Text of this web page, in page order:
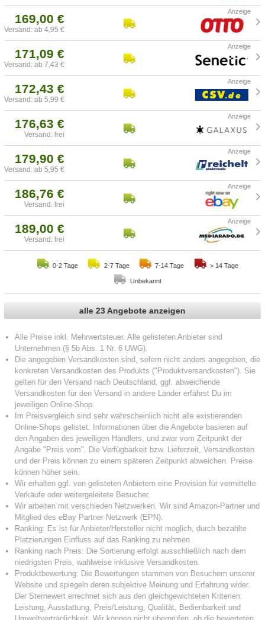
169,00 €
Versand: ab 4,95 €
171,09 €
Versand: ab 7,43 €
172,43 €
Versand: ab 5,99 €
176,63 €
Versand: frei
179,90 €
Versand: ab 5,95 €
186,76 €
Versand: frei
189,00 €
Versand: frei
0-2 Tage 2-7 Tage 7-14 Tage > 14 Tage
Unbekannt
alle 23 Angebote anzeigen